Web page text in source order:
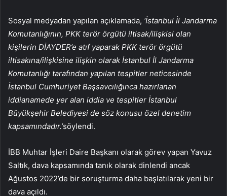
Sosyal medyadan yapılan açıklamada, ‘İstanbul İl Jandarma
Komutanlığının, PKK terör örgütü iltisak/ilişkisi olan
kişilerin DİAYDER’e atıf yaparak PKK terör örgütü
iltisakına/ilişkisine ilişkin olarak İstanbul İl Jandarma
Komutanlığı tarafından yapılan tespitler neticesinde
İstanbul Cumhuriyet Başsavcılığınca hazırlanan
iddianamede yer alan iddia ve tespitler İstanbul
Büyükşehir Belediyesi de söz konusu özel denetim
kapsamındadır.’söylendi.
İBB Muhtar İşleri Daire Başkanı olarak görev yapan Yavuz
Saltık, dava kapsamında tanık olarak dinlendi ancak
Ağustos 2022’de bir soruşturma daha başlatılarak yeni bir
dava açıldı.